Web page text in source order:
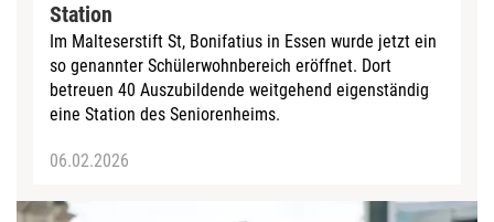
Station
Im Malteserstift St, Bonifatius in Essen wurde jetzt ein
so genannter Schülerwohnbereich eröffnet. Dort
betreuen 40 Auszubildende weitgehend eigenständig
eine Station des Seniorenheims.
06.02.2026